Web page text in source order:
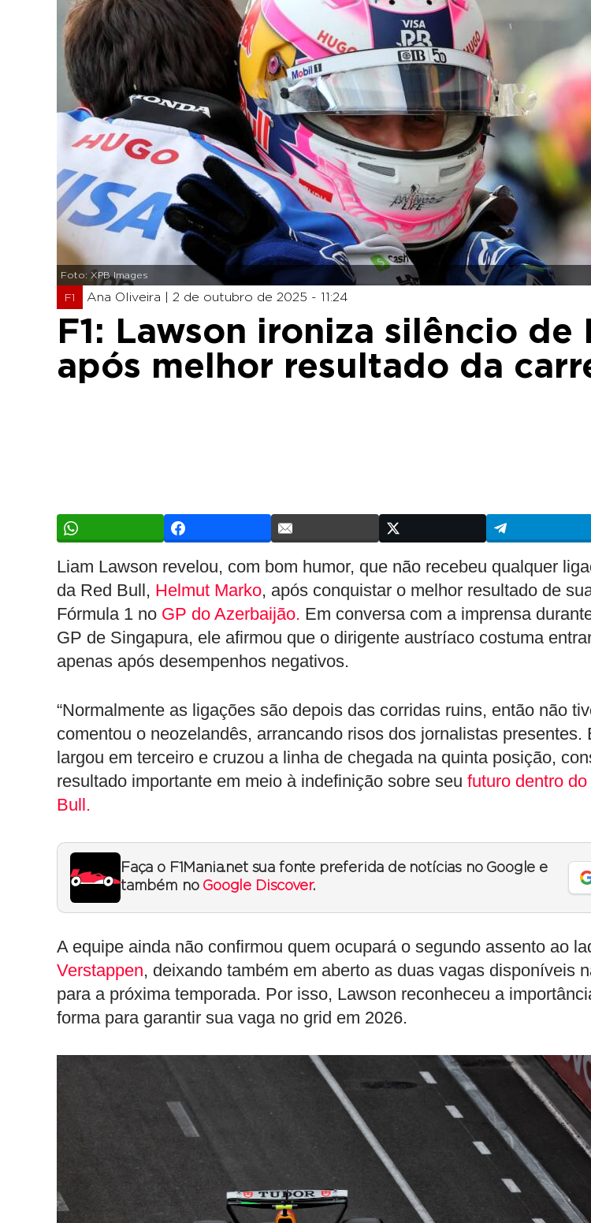
Foto: XPB Images
F1 Ana Oliveira | 2 de outubro de 2025 - 11:24
F1: Lawson ironiza silêncio de
após melhor resultado da
Liam Lawson revelou, com bom humor, que não recebeu qualquer
da Red Bull, Helmut Marko, após conquistar o melhor resultado de
Fórmula 1 no GP do Azerbaijão. Em conversa com a imprensa
GP de Singapura, ele afirmou que o dirigente austríaco costuma
apenas após desempenhos negativos.
“Normalmente as ligações são depois das corridas ruins, então não
comentou o neozelandês, arrancando risos dos jornalistas presentes.
largou em terceiro e cruzou a linha de chegada na quinta posição,
resultado importante em meio à indefinição sobre seu futuro dentro
Bull.
Faça o F1Mania.net sua fonte preferida de notícias no Google e
também no Google Discover.
A equipe ainda não confirmou quem ocupará o segundo assento ao
Verstappen, deixando também em aberto as duas vagas disponíveis
para a próxima temporada. Por isso, Lawson reconheceu a
forma para garantir sua vaga no grid em 2026.